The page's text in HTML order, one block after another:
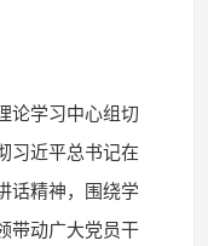
论学习中心组切
习近平总书记在
话精神，围绕学
带动广大党员干